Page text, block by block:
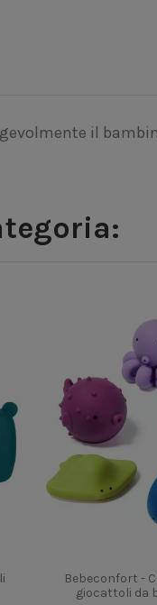
il
Bebeconfort -
giocattoli da